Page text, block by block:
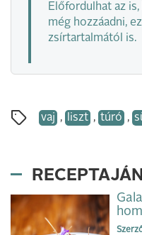
Előfordulhat az
még hozzáadni,
zsírtartalmától is.
vaj , liszt , túró ,